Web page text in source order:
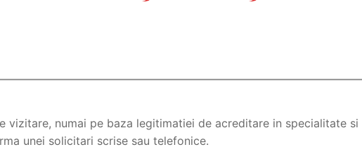
vizitare, numai pe baza legitimatiei de acreditare in specialitate
unei solicitari scrise sau telefonice.